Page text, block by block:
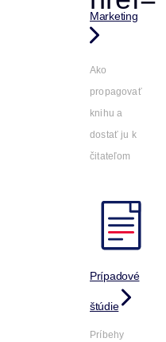
Marketing
Ako
propagovať
knihu a
dostať ju k
čitateľom
Prípadové
štúdie
Príbehy